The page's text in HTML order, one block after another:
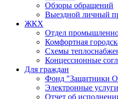
Обзоры обращений
Выездной личный
ЖКХ
Отдел
Комфортная
Схемы
Концессионные
Для граждан
Фонд "Защитники
Электронные услуги
Отчет об